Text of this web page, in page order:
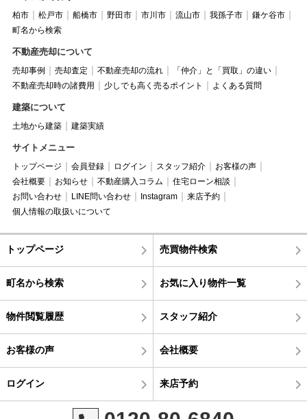
柏市 松戸市 船橋市 野田市 市川市 流山市 我孫子市
鎌ケ谷市
町名から検索
不動産売却について
売却事例 売却査定 不動産売却の流れ
「仲介」と「買取」の違い
不動産売却時の諸費用
少しでも高く売るポイント よくある質問
建築について
土地から建築 建築実績
サイトメニュー
トップページ 会員登録 ログイン スタッフ紹介
お客様の声
会社概要
お知らせ 不動産購入コラム
住宅ローン相談
お問い合わせ
LINE問い合わせ Instagram
来店予約
個人情報の取扱いについて
トップページ 売買物件検索
町名から検索 お気に入り物件一覧
物件閲覧履歴 スタッフ紹介
お客様の声 会社概要
ログイン 来店予約